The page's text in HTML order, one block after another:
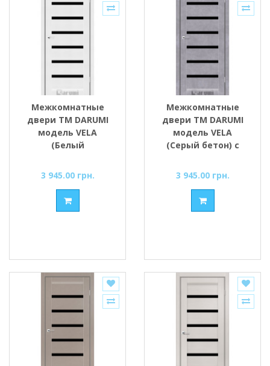
Межкомнатные
двери ТМ DARUMI
модель VELA
(Белый
чёрным стеклом
3 945.00 грн.
Межкомнатные
двери ТМ DARUMI
модель VELA
(Серый бетон) с
3 945.00 грн.